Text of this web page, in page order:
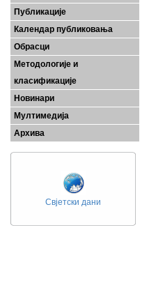
Публикације
Календар публиковања
Обрасци
Методологије и
класификације
Новинари
Мултимедија
Архива
Свјетски дани